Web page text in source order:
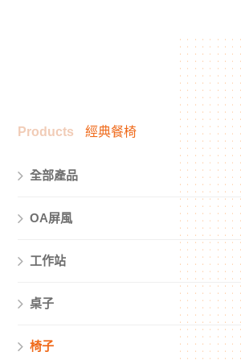
Products 經典餐椅
全部產品
OA屏風
工作站
桌子
椅子